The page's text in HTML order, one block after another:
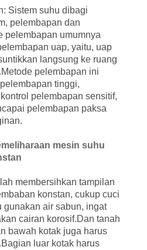
Sistem suhu dibagi
pelembapan dan
pelembapan umumnya
uap, yaitu, uap
langsung ke ruang
pelembapan ini
tinggi,
pelembapan sensitif,
pelembapan paksa
mesin suhu
membersihkan tampilan
konstan, cukup cuci
gunakan air sabun, ingat
cairan korosif.Dan tanah
bawah kotak juga harus
luar kotak harus